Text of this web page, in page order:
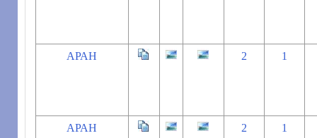
АРАН 2 1
АРАН 2 1